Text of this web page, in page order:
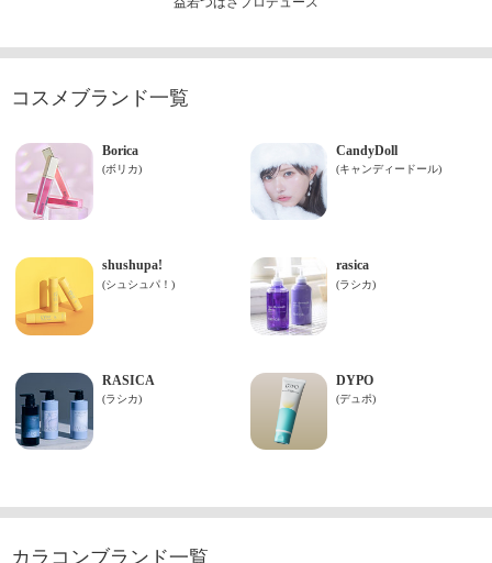
コスメブランド一覧
カラコンブランド一覧